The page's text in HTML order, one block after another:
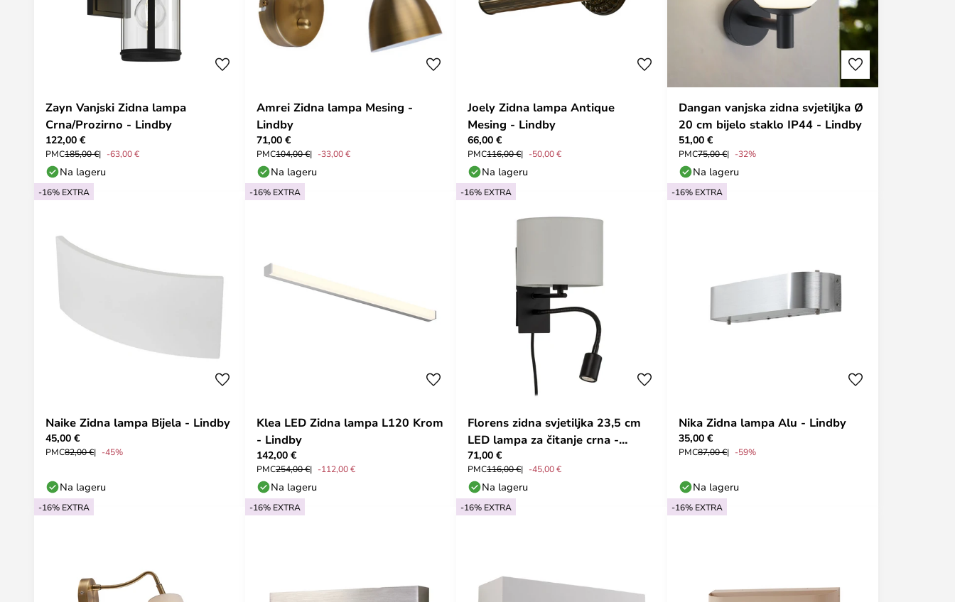
Zayn Vanjski Zidna lampa
Crna/Prozirno - Lindby
122,00 €
PMC185,00 € -63,00 €
Na lageru
Amrei Zidna lampa Mesing -
Lindby
71,00 €
PMC104,00 € -33,00 €
Na lageru
Joely Zidna lampa Antique
Mesing - Lindby
66,00 €
PMC116,00 € -50,00 €
Na lageru
Dangan vanjska zidna svjetiljka Ø
20 cm bijelo staklo IP44 - Lindby
51,00 €
PMC75,00 € -32%
Na lageru
-16% EXTRA
Naike Zidna lampa Bijela - Lindby
45,00 €
PMC82,00 € -45%
Na lageru
-16% EXTRA
Klea LED Zidna lampa L120 Krom
- Lindby
142,00 €
PMC254,00 € -112,00 €
Na lageru
-16% EXTRA
Florens zidna svjetiljka 23,5 cm
LED lampa za čitanje crna -
Lindby
71,00 €
PMC116,00 € -45,00 €
Na lageru
-16% EXTRA
Nika Zidna lampa Alu - Lindby
35,00 €
PMC87,00 € -59%
Na lageru
-16% EXTRA -16% EXTRA -16% EXTRA -16% EXTRA